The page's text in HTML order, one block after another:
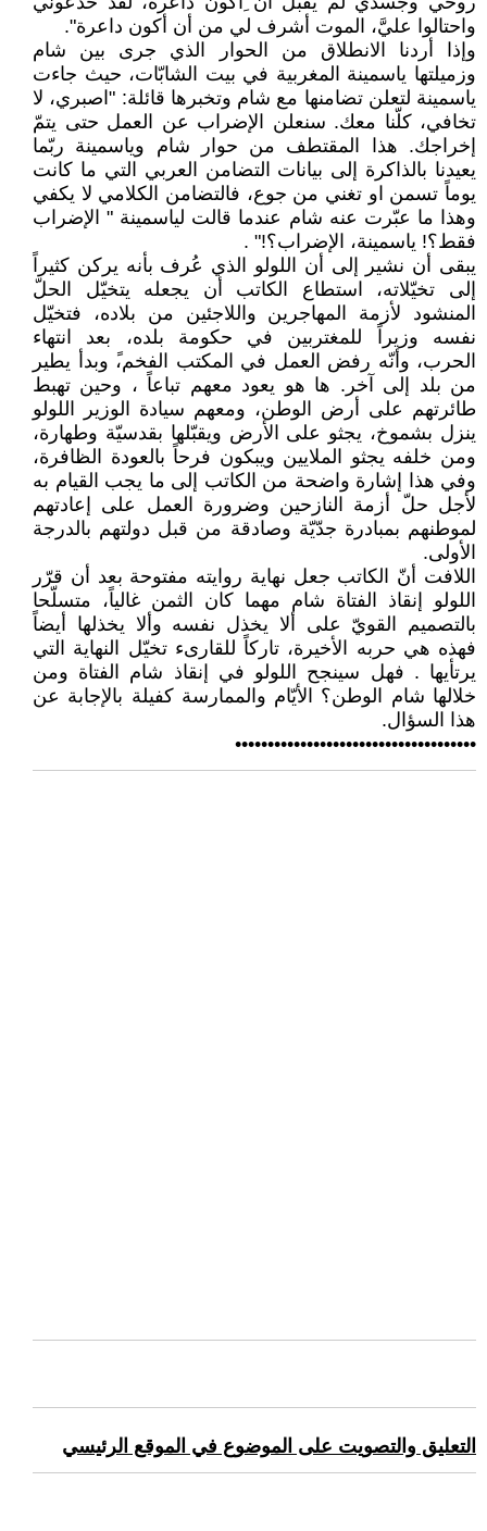
واحتالوا عليَّ، الموت أشرف لي من أن أكون داعرة".
وإذا أردنا الانطلاق من الحوار الذي جرى بين شام
وزميلتها ياسمينة المغربية في بيت الشابّات، حيث جاءت
ياسمينة لتعلن تضامنها مع شام وتخبرها قائلة: "اصبري، لا
تخافي، كلّنا معك. سنعلن الإضراب عن العمل حتى يتمّ
إخراجك. هذا المقتطف من حوار شام وياسمينة ربّما
يعيدنا بالذاكرة إلى بيانات التضامن العربي التي ما كانت
يوماً تسمن او تغني من جوع، فالتضامن الكلامي لا يكفي
وهذا ما عبّرت عنه شام عندما قالت لياسمينة " الإضراب
فقط؟! ياسمينة، الإضراب؟!" .
يبقى أن نشير إلى أن اللولو الذي عُرف بأنه يركن كثيراً
إلى تخيّلاته، استطاع الكاتب أن يجعله يتخيّل الحلّ
المنشود لأزمة المهاجرين واللاجئين من بلاده، فتخيّل
نفسه وزيراً للمغتربين في حكومة بلده، بعد انتهاء
الحرب، وأنّه رفض العمل في المكتب الفخم،ً وبدأ يطير
من بلد إلى آخر. ها هو يعود معهم تباعاً ، وحين تهبط
طائرتهم على أرض الوطن، ومعهم سيادة الوزير اللولو
ينزل بشموخ، يجثو على الأرض ويقبّلها بقدسيّة وطهارة،
ومن خلفه يجثو الملايين ويبكون فرحاً بالعودة الظافرة،
وفي هذا إشارة واضحة من الكاتب إلى ما يجب القيام به
لأجل حلّ أزمة النازحين وضرورة العمل على إعادتهم
لموطنهم بمبادرة جدّيّة وصادقة من قبل دولتهم بالدرجة
الأولى.
اللافت أنّ الكاتب جعل نهاية روايته مفتوحة بعد أن قرّر
اللولو إنقاذ الفتاة شام مهما كان الثمن غالياً، متسلّحا
بالتصميم القويّ على ألا يخذل نفسه وألا يخذلها أيضاً
فهذه هي حربه الأخيرة، تاركاً للقارىء تخيّل النهاية التي
يرتأيها . فهل سينجح اللولو في إنقاذ شام الفتاة ومن
خلالها شام الوطن؟ الأيّام والممارسة كفيلة بالإجابة عن
هذا السؤال.
•••••••••••••••••••••••••••••••••••••
التعليق والتصويت على الموضوع في الموقع الرئيسي